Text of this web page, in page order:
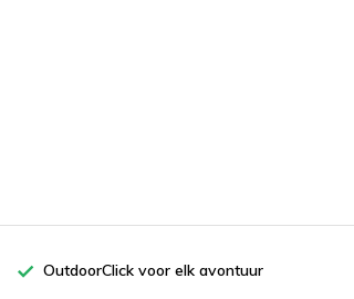
OutdoorClick voor elk avontuur